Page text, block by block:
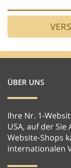
ÜBER UNS
Ihre Nr. 1-
USA, auf der
Website-Shops
internationalen